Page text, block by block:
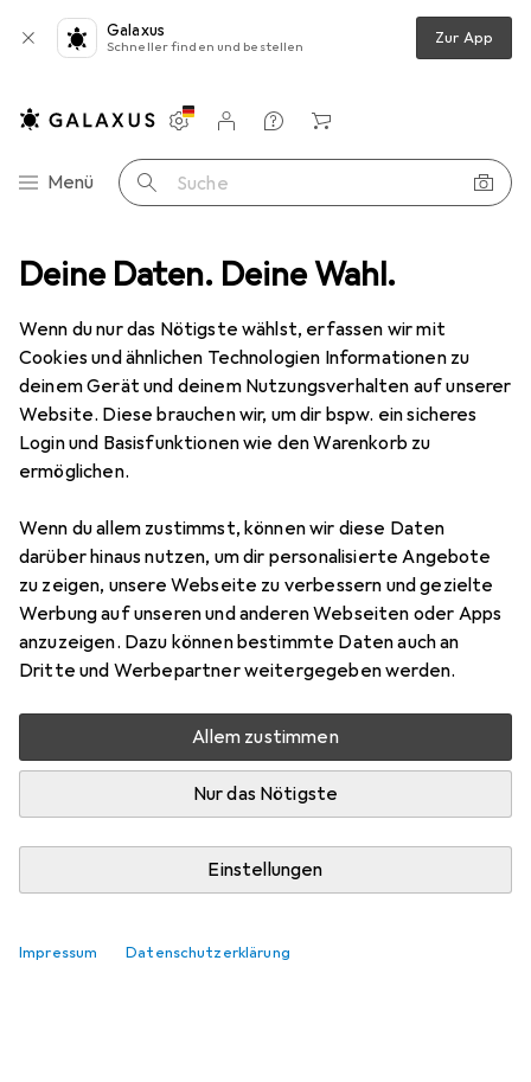
Deine Daten. Deine Wahl.
Wenn du nur das Nötigste wählst, erfassen wir mit
Cookies und ähnlichen Technologien Informationen zu
deinem Gerät und deinem Nutzungsverhalten auf unserer
Website. Diese brauchen wir, um dir bspw. ein sicheres
Login und Basisfunktionen wie den Warenkorb zu
ermöglichen.
Wenn du allem zustimmst, können wir diese Daten
darüber hinaus nutzen, um dir personalisierte Angebote
zu zeigen, unsere Webseite zu verbessern und gezielte
Werbung auf unseren und anderen Webseiten oder Apps
anzuzeigen. Dazu können bestimmte Daten auch an
Dritte und Werbepartner weitergegeben werden.
Allem zustimmen
Nur das Nötigste
Einstellungen
Impressum Datenschutzerklärung
Galaxus
Schneller finden und bestellen Zur App
Navigation nach Kategorien
Menü Suche
Einstellungen
Kundenkonto
Vergleichslisten
Merklisten
Warenkorb
Pannenausstattung + Sicherheit Spanngurt + Ladungssicherung
Spanngurt + Ladungssicherung
Produkte Forum